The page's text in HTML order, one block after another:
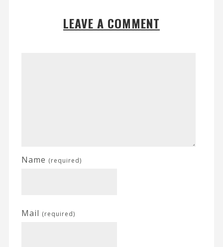
LEAVE A COMMENT
Name (required)
Mail (required)